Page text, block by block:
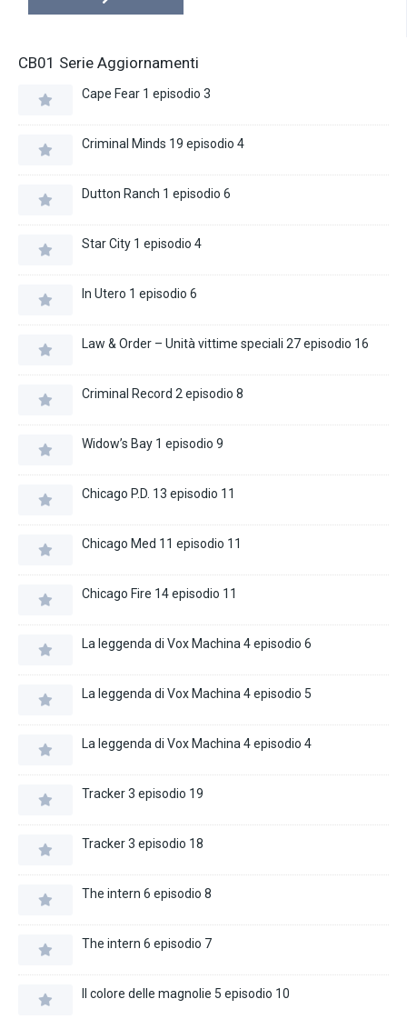
CB01 Serie Aggiornamenti
Cape Fear 1 episodio 3
Criminal Minds 19 episodio 4
Dutton Ranch 1 episodio 6
Star City 1 episodio 4
In Utero 1 episodio 6
Law & Order – Unità vittime speciali 27 episodio 16
Criminal Record 2 episodio 8
Widow’s Bay 1 episodio 9
Chicago P.D. 13 episodio 11
Chicago Med 11 episodio 11
Chicago Fire 14 episodio 11
La leggenda di Vox Machina 4 episodio 6
La leggenda di Vox Machina 4 episodio 5
La leggenda di Vox Machina 4 episodio 4
Tracker 3 episodio 19
Tracker 3 episodio 18
The intern 6 episodio 8
The intern 6 episodio 7
Il colore delle magnolie 5 episodio 10